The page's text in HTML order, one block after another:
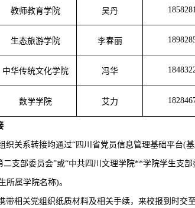
教师教育学院 吴丹
生态旅游学院 李春丽
中华传统文化学院 冯华
数学学院 艾力
织关系转接均通过“四川省党员信息管理基础平台(
支部委员会”或“中共四川文理学院**学院学生支
所属学院名称)。
带相关党组织纸质材料及相关手续，来校报到时交